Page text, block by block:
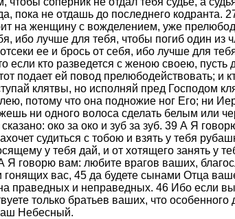
пока не отдашь до последнего
на женщину с вожделением, уже
ибо лучше для тебя, чтобы погиб один
ее и брось от себя, ибо лучше для
если кто разведется с женою своею,
подает ей повод прелюбодействовать; и
клятвы, но исполняй пред Господом
потому что она подножие ног Его; ни
ни одного волоса сделать белым или
око за око и зуб за зуб. 39 А Я
судиться с тобою и взять у тебя
у тебя дай, и от хотящего занять у
Я говорю вам: любите врагов ваших,
вас, 45 да будете сынами Отца
праведных и неправедных. 46 Ибо если
только братьев ваших, что
Небесный.